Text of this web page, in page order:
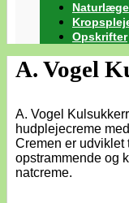
Opskrifter
A. Vogel
A. Vogel
hudplejecreme
Cremen er udviklet
opstrammende og
natcreme.